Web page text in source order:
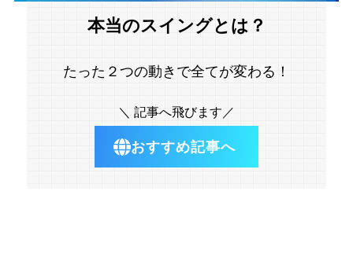
本当のスイングとは？
たった２つの動きで全てが変わる！
＼ 記事へ飛びます／
おすすめ記事へ